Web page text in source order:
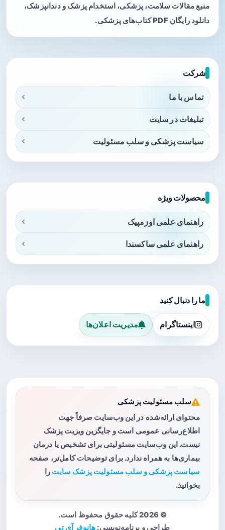
منبع مقالات سلامت، پزشکی، استخدام پزشک و دندانپزشک،
دانلود رایگان PDF کتاب‌های پزشکی.
شرکت
تماس با ما
تبلیغات در سایت
سیاست پزشکی و سلب مسئولیت
محصولات ویژه
راهنمای علمی اوزمپیک
راهنمای علمی ساکسندا
ما را دنبال کنید
اینستاگرام مدیریت اعلان‌ها
سلب مسئولیت پزشکی
محتوای ارائه‌شده در این وب‌سایت صرفاً جهت
اطلاع‌رسانی عمومی است و جایگزین ویزیت پزشک
نیست. این وب‌سایت مسئولیتی برای تشخیص یا درمان
بیماری‌ها به همراه ندارد. برای توضیحات کامل‌تر، صفحه
سیاست پزشکی و سلب مسئولیت پزشک سایت را
بخوانید.
© 2026 کلیه حقوق محفوظ است.
طراحی و برنامه‌نویسی: هانوفر آی تی